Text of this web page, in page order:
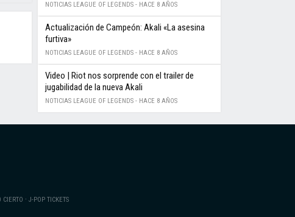
NOTICIAS LEAGUE OF LEGENDS - HACE 8 AÑOS
Actualización de Campeón: Akali «La asesina
furtiva»
NOTICIAS LEAGUE OF LEGENDS - HACE 8 AÑOS
Video | Riot nos sorprende con el trailer de
jugabilidad de la nueva Akali
NOTICIAS LEAGUE OF LEGENDS - HACE 8 AÑOS
CIERTO · J-POP TICKETS